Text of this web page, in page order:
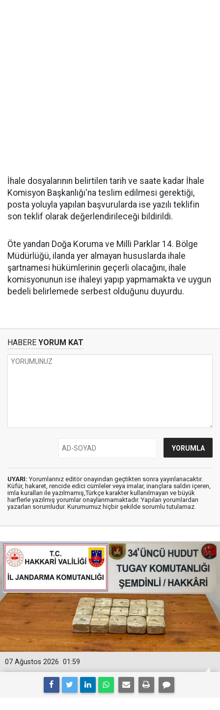
İhale dosyalarının belirtilen tarih ve saate kadar İhale
Komisyon Başkanlığı'na teslim edilmesi gerektiği,
posta yoluyla yapılan başvurularda ise yazılı teklifin
son teklif olarak değerlendirileceği bildirildi.
Öte yandan Doğa Koruma ve Milli Parklar 14. Bölge
Müdürlüğü, ilanda yer almayan hususlarda ihale
şartnamesi hükümlerinin geçerli olacağını, ihale
komisyonunun ise ihaleyi yapıp yapmamakta ve uygun
bedeli belirlemede serbest olduğunu duyurdu.
HABERE YORUM KAT
UYARI: Yorumlarınız editör onayından geçtikten sonra yayınlanacaktır.
Küfür, hakaret, rencide edici cümleler veya imalar, inançlara saldırı içeren,
imla kuralları ile yazılmamış,Türkçe karakter kullanılmayan ve büyük
harflerle yazılmış yorumlar onaylanmamaktadır. Yapılan yorumlardan
yazarları sorumludur. Kurumumuz hiçbir şekilde sorumlu tutulamaz.
01:59
07 Ağustos 2026